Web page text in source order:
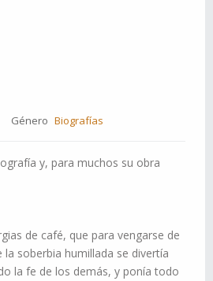
Género Biografías
y, para muchos su obra
de café, que para vengarse de
la soberbia humillada se divertía
la fe de los demás, y ponía todo